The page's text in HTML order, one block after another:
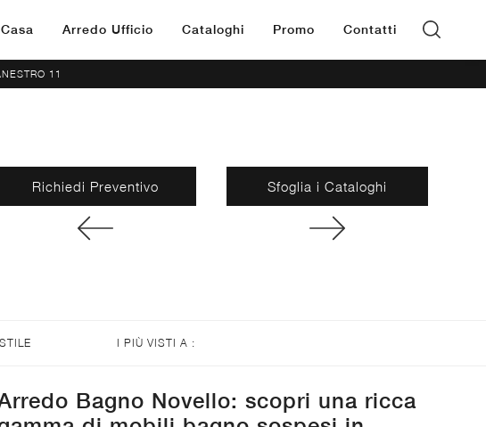
Arredo Ufficio Cataloghi Promo Contatti
11
Richiedi Preventivo Sfoglia i Cataloghi
STILE I PIÙ VISTI A :
Bagno Novello: scopri una ricca